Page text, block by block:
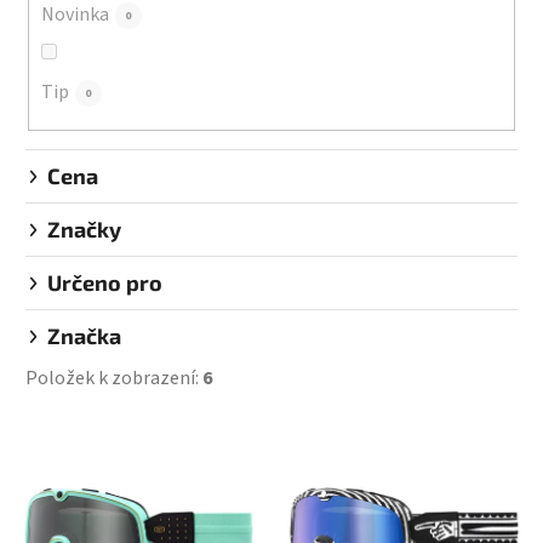
Novinka 0
Tip 0
Cena
Značky
Určeno pro
Značka
Položek k zobrazení: 6